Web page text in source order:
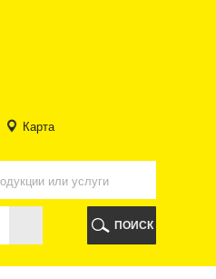
Карта
ПОИСК